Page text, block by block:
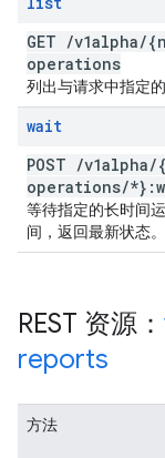
GET /v1alpha/
operations
列出与请求中指定
wait
POST /v1alpha/
operations/
等待指定的长时间
间，返回最新状态。
REST 资源：
reports
方法